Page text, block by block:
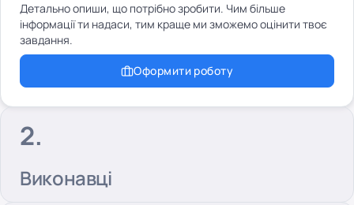
Детально опиши, що потрібно зробити. Чим більше
інформації ти надаси, тим краще ми зможемо оцінити твоє
завдання.
Оформити роботу
Виконавці